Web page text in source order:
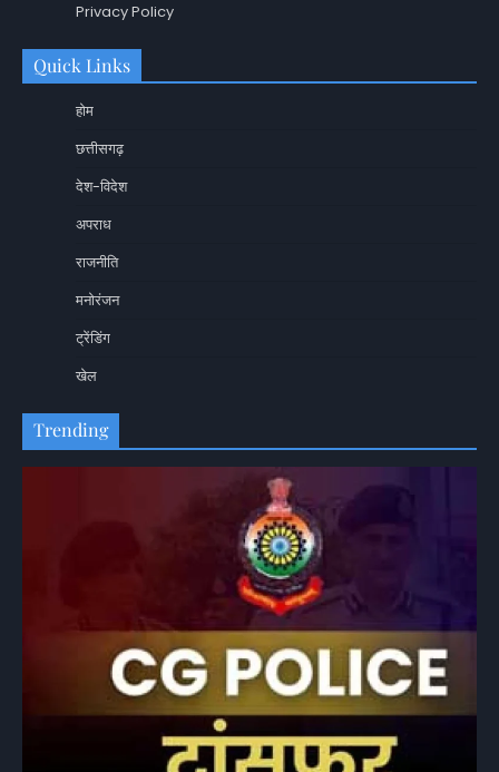
Privacy Policy
Quick Links
होम
छत्तीसगढ़
देश-विदेश
अपराध
राजनीति
मनोरंजन
ट्रेंडिंग
खेल
Trending